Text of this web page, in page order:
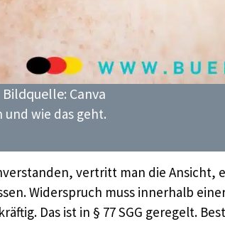
Bildquelle: Canva
und wie das geht.
vertritt man die Ansicht,
Widerspruch muss innerhalb
Das ist in § 77 SGG geregelt.